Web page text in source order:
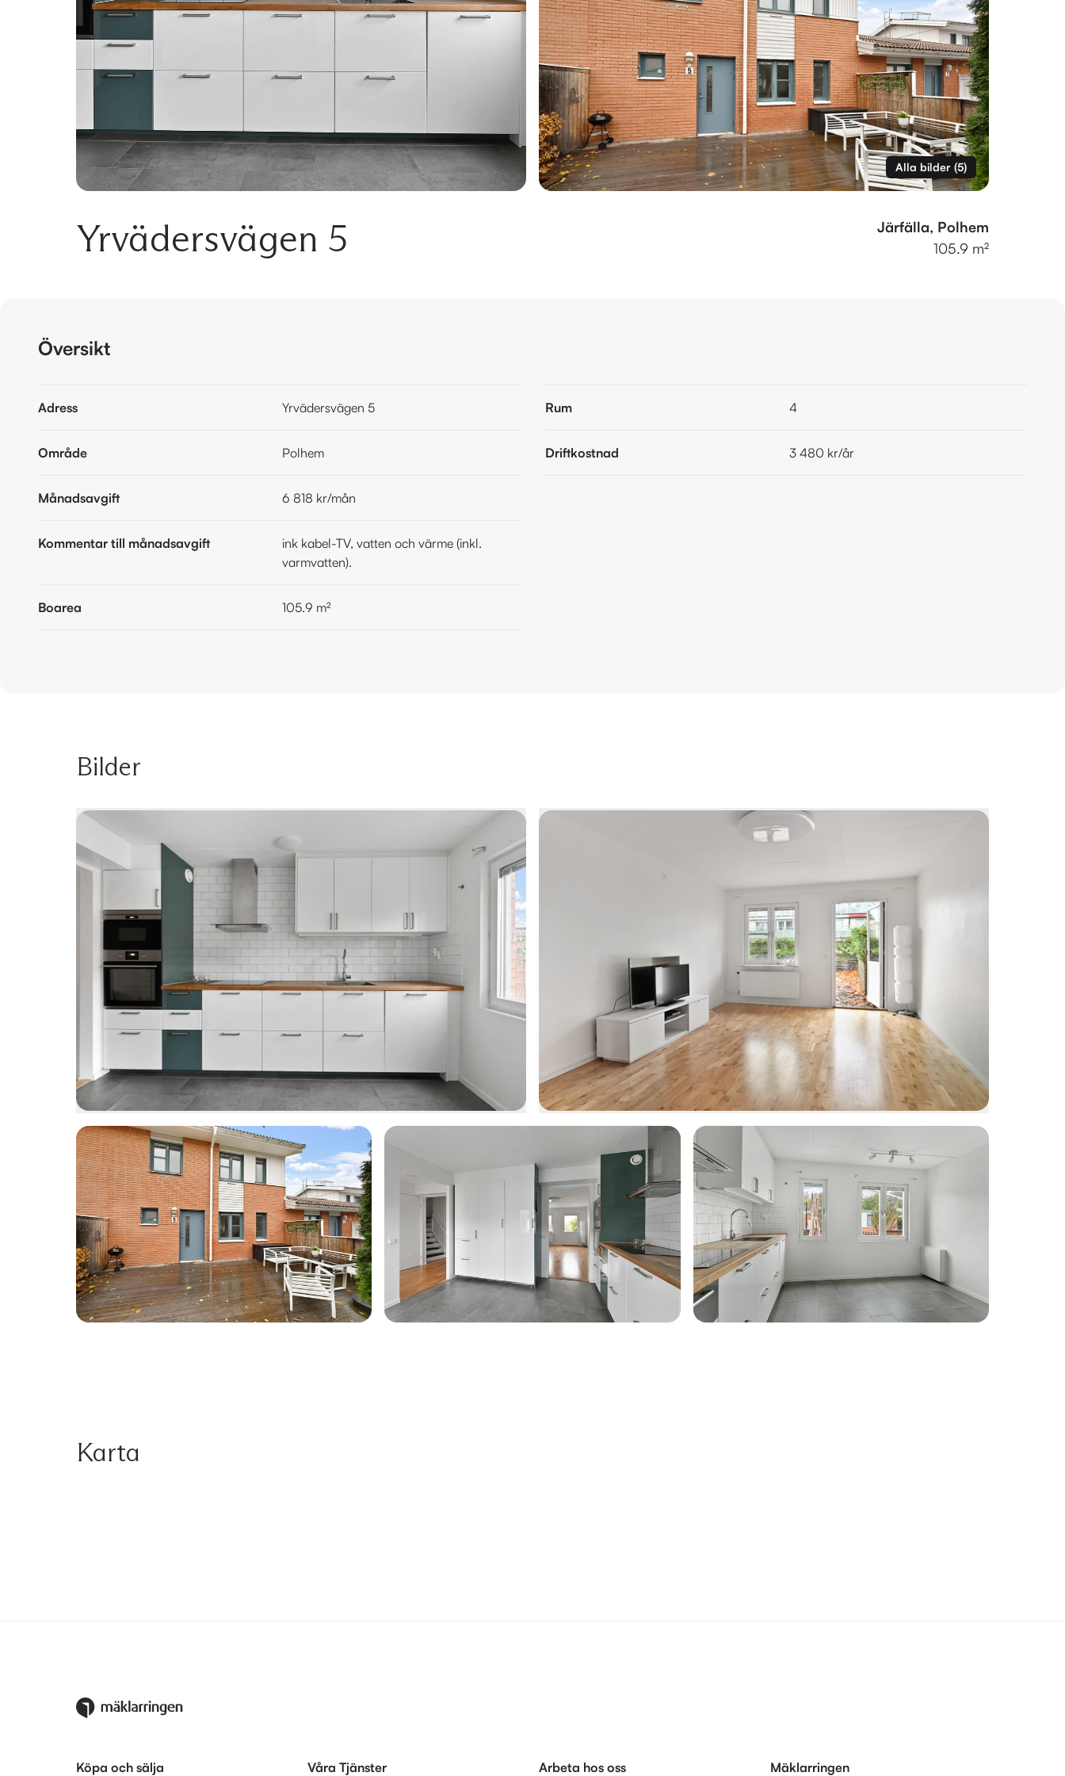
Alla bilder(5)
Yrvädersvägen 5
Järfälla, Polhem
105.9 m²
Översikt
Adress Yrvädersvägen 5
Område Polhem
Månadsavgift 6 818 kr/mån
Kommentar till månadsavgift
ink kabel-TV, vatten och värme (inkl.
varmvatten).
Boarea 105.9 m²
Rum 4
Driftkostnad 3 480 kr/år
Bilder
Karta
Köpa och sälja Våra Tjänster Arbeta hos oss Mäklarringen